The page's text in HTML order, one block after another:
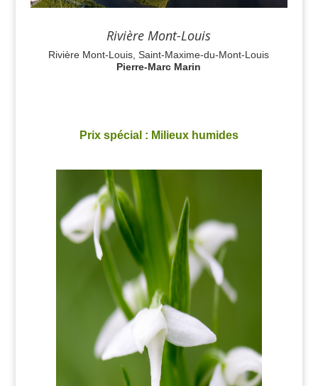
Rivière Mont-Louis
Rivière Mont-Louis, Saint-Maxime-du-Mont-Louis
Pierre-Marc Marin
Prix spécial : Milieux humides